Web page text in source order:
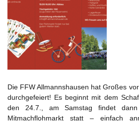
Die FFW Allmannshausen hat Großes
durchgefeiert! Es beginnt mit dem
den 24.7., am Samstag findet
Mitmachflohmarkt statt – einfach